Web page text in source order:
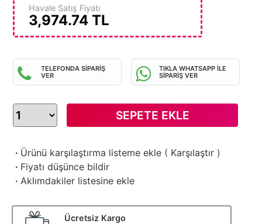
Havale Satış Fiyatı
3,974.74 TL
TELEFONDA SİPARİŞ
VER
TIKLA WHATSAPP İLE
SİPARİŞ VER
SEPETE EKLE
· Ürünü karşılaştırma listeme ekle ( Karşılaştır )
· Fiyatı düşünce bildir
· Aklımdakiler listesine ekle
Ücretsiz Kargo